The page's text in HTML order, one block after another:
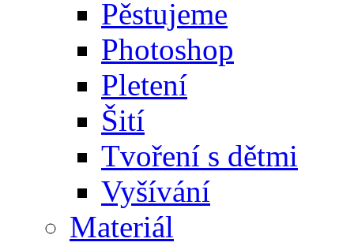
Pěstujeme
Photoshop
Pletení
Šití
Tvoření s dětmi
Vyšívání
Materiál